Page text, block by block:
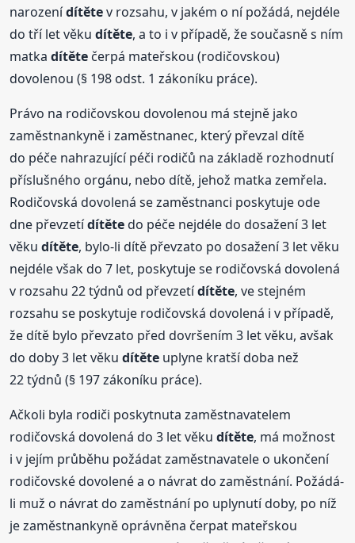
narozenídítětev rozsahu, v jakém o ní požádá, nejdéle
do tří let věkudítěte, a to i v případě, že současně s ním
matkadítěte čerpá mateřskou (rodičovskou)
dovolenou (§ 198 odst. 1 zákoníku práce).
Právo na rodičovskou dovolenou má stejně jako
zaměstnankyně i zaměstnanec, který převzal dítě
do péče nahrazující péči rodičů na základě rozhodnutí
příslušného orgánu, nebo dítě, jehož matka zemřela.
Rodičovská dovolená se zaměstnanci poskytuje ode
dne převzetídítětedo péče nejdéle do dosažení 3 let
věkudítěte, bylo-li dítě převzato po dosažení 3 let věku
nejdéle však do 7 let, poskytuje se rodičovská dovolená
v rozsahu 22 týdnů od převzetídítěte, ve stejném
rozsahu se poskytuje rodičovská dovolená i v případě,
že dítě bylo převzato před dovršením 3 let věku, avšak
do doby 3 let věkudítěte uplyne kratší doba než
22 týdnů (§ 197 zákoníku práce).
Ačkoli byla rodiči poskytnuta zaměstnavatelem
rodičovská dovolená do 3 let věkudítěte, má možnost
i v jejím průběhu požádat zaměstnavatele o ukončení
rodičovské dovolené a o návrat do zaměstnání. Požádá-
li muž o návrat do zaměstnání po uplynutí doby, po níž
je zaměstnankyně oprávněna čerpat mateřskou